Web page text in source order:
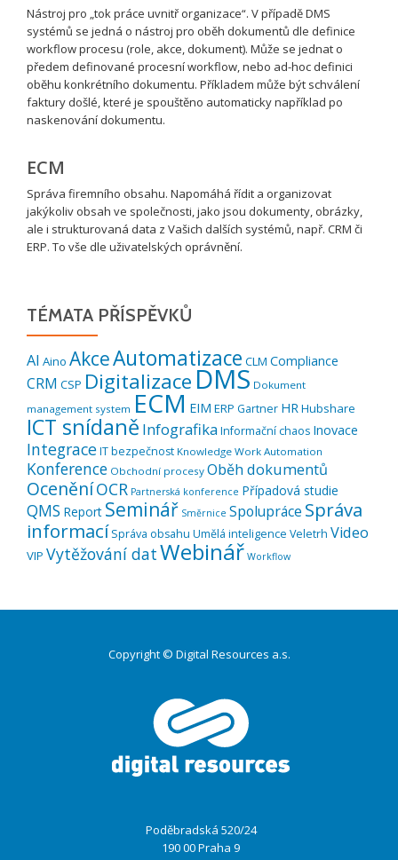
Nástroj pro „tok práce uvnitř organizace“. V případě DMS
systémů se jedná o nástroj pro oběh dokumentů dle definice
workflow procesu (role, akce, dokument). Může se jednat o
předem definované procesní workflow, nebo ad-hoc definici
oběhu konkrétního dokumentu. Příkladem může být schválení
faktury došlé, které je spouštěno automaticky například po
naskenování dokumentu.
ECM
Správa firemního obsahu. Napomáhá řídit a organizovat
jakýkoliv obsah ve společnosti, jako jsou dokumenty, obrázky,
ale i strukturovaná data z Vašich dalších systémů, např. CRM či
ERP. To vše dle uživatelských oprávnění.
TÉMATA PŘÍSPĚVKŮ
AI Aino AkceAutomatizace CLM Compliance
CRM CSP Digitalizace DMS Dokument
management system ECM EIM ERP Gartner HR Hubshare
ICT snídaně InfografikaInformační chaos Inovace
IntegraceIT bezpečnost Knowledge Work Automation
Konference Obchodní procesy Oběh dokumentů
OceněníOCR Partnerská konference Případová studie
QMS Report Seminář Směrnice Spolupráce Správa
informací Správa obsahu Umělá inteligence Veletrh Video
VIP Vytěžování datWebinář Workflow
Copyright © Digital Resources a.s.
Poděbradská 520/24
190 00 Praha 9